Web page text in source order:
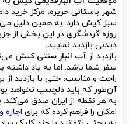
شهر باستانی حریره، مرکز خرید
سبز کیش دارد. به همین دلیل
روزه گردشگری در این بخش از
دیدنی بازدید نمایید.
بازدید از آب انبار سنتی کیش
سفر شما باشد. اما به یاد
راحت و مناسب، حتی با بازدید از
آن‌طور که باید دلچسب نخواهد
به هر نقطه از ایران صدق
امکان را فراهم کرده که برای اجاره